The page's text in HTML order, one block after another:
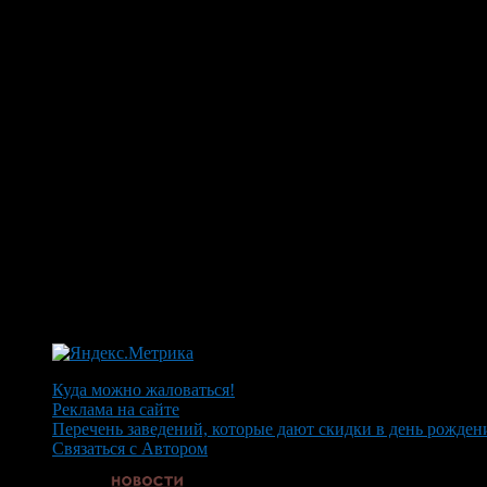
Куда можно жаловаться!
Реклама на сайте
Перечень заведений, которые дают скидки в день
Связаться с Автором